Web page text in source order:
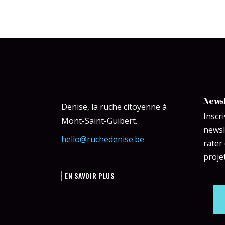
Denise, la ruche citoyenne à
Mont-Saint-Guibert.
hello@ruchedenise.be
EN SAVOIR PLUS
rater